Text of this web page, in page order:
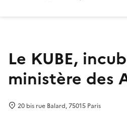
Le KUBE,
ministère des
20 bis rue Balard, 75015 Paris